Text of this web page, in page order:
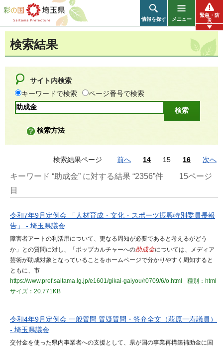
彩の国 埼玉県
情報を探す メニュー
緊急・防
災
検索結果
サイト内検索
キーワードで検索
ページ番号で検索
検索方法
検索結果ページ 前へ 14 15 16 次へ
キーワード “助成金” に対する結果 “2356”件
15ページ
目
令和7年9月定例会 「人材育成・文化・スポーツ振興特別委員長報
告」 - 埼玉県議会
障害者アートの利活用について、更なる周知が必要であると考えるがどう
か」との質問に対し、「ポップカルチャーへの助成金については、メディア
芸術が助成対象となっていることをホームページで分かりやすく周知すると
ともに、市
https://www.pref.saitama.lg.jp/e1601/gikai-gaiyou/r0709/6/o.html
種別：html
サイズ：20.771KB
令和4年9月定例会 一般質問 質疑質問・答弁全文（萩原一寿議員）
- 埼玉県議会
交付金を使った県内事業者への支援として、県が国の事業再構築補助金に国